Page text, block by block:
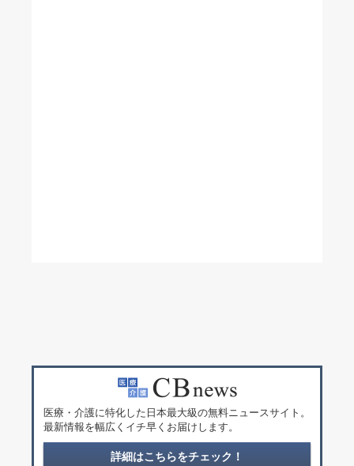
医療・介護に特化した日本最大級の無料ニュースサイト。
最新情報を幅広くイチ早くお届けします。
詳細はこちらをチェック！